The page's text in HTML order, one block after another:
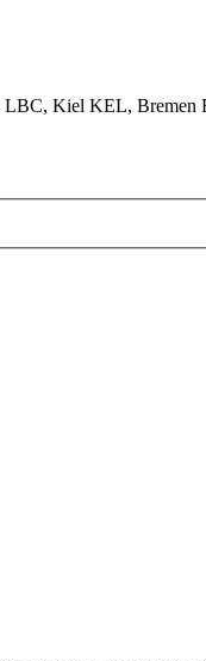
Kiel KEL, Bremen